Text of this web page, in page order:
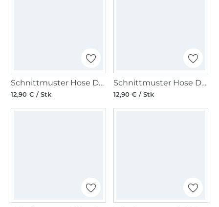
Schnittmuster Hose Damen, Burda 5778
12,90 € / Stk
Schnittmuster Hose Damen, Burda 5761
12,90 € / Stk